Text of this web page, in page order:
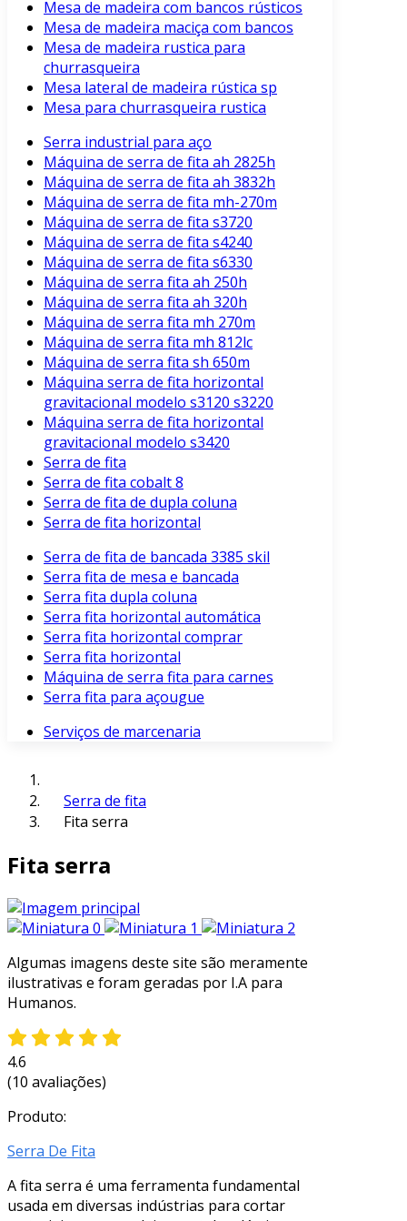
Mesa de madeira com bancos rústicos
Mesa de madeira maciça com bancos
Mesa de madeira rustica para
churrasqueira
Mesa lateral de madeira rústica sp
Mesa para churrasqueira rustica
Serra industrial para aço
Máquina de serra de fita ah 2825h
Máquina de serra de fita ah 3832h
Máquina de serra de fita mh-270m
Máquina de serra de fita s3720
Máquina de serra de fita s4240
Máquina de serra de fita s6330
Máquina de serra fita ah 250h
Máquina de serra fita ah 320h
Máquina de serra fita mh 270m
Máquina de serra fita mh 812lc
Máquina de serra fita sh 650m
Máquina serra de fita horizontal
gravitacional modelo s3120 s3220
Máquina serra de fita horizontal
gravitacional modelo s3420
Serra de fita
Serra de fita cobalt 8
Serra de fita de dupla coluna
Serra de fita horizontal
Serra de fita de bancada 3385 skil
Serra fita de mesa e bancada
Serra fita dupla coluna
Serra fita horizontal automática
Serra fita horizontal comprar
Serra fita horizontal
Máquina de serra fita para carnes
Serra fita para açougue
Serviços de marcenaria
Serra de fita
Fita serra
Fita serra
Algumas imagens deste site são meramente
ilustrativas e foram geradas por I.A para
Humanos.
4.6
(10 avaliações)
Produto:
Serra De Fita
A fita serra é uma ferramenta fundamental
usada em diversas indústrias para cortar